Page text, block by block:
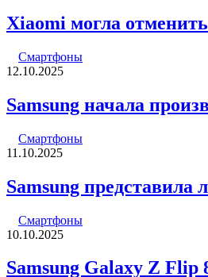
Xiaomi могла
Смартфоны
12.10.2025
Samsung начала
Смартфоны
11.10.2025
Samsung
Смартфоны
10.10.2025
Samsung Galaxy Z